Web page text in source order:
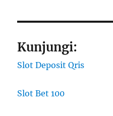
Kunjungi:
Slot Deposit Qris
Slot Bet 100